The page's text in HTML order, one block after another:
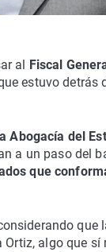
al Fiscal
estuvo detrás
Abogacía del
a un paso del
que
que
Ortiz, algo que